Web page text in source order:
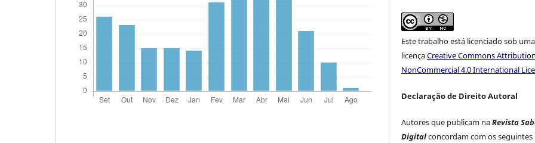
Este trabalho está licenciado sob uma
licençaCreative Commons
NonCommercial 4.0 International
Declaração de Direito Autoral
Autores que publicam naRevista
Digitalconcordam com os seguintes